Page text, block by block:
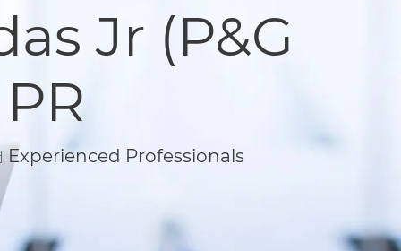
Jr (P&G
Experienced Professionals